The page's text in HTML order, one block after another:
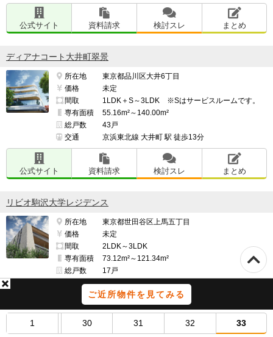
ご近所物件を見てみる
1 30 31 32 33
公式サイト 資料請求 検討スレ まとめ
ディアナコート大井町翠景
所在地
東京都品川区大井6丁目
価格
未定
間取
1LDK＋S～3LDK ※Sはサービスルームです。
専有面積
55.16m²～140.00m²
総戸数
43戸
交通
京浜東北線 大井町 駅 徒歩13分
公式サイト 資料請求 検討スレ まとめ
リビオ駒沢大学レジデンス
所在地
東京都世田谷区上馬五丁目
価格
未定
間取
2LDK～3LDK
専有面積
73.12m²～121.34m²
総戸数
17戸
東急田園都市線 駒沢大学 駅 徒歩13分
公式サイト 資料請求 検討スレ まとめ